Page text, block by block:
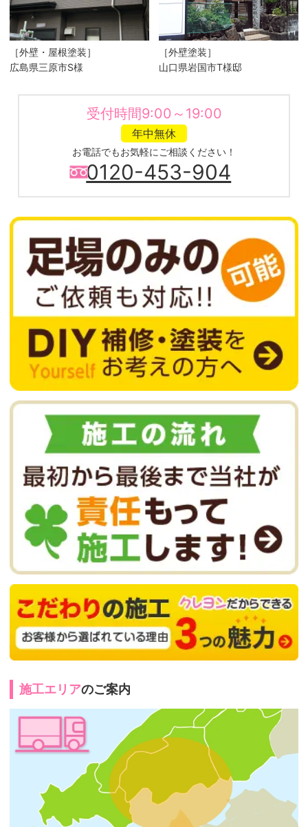
［外壁・屋根塗装］
広島県三原市S様
［外壁塗装］
山口県岩国市T様邸
受付時間9:00～19:00
年中無休
お電話でもお気軽にご相談ください！
0120-453-904
施工エリアのご案内